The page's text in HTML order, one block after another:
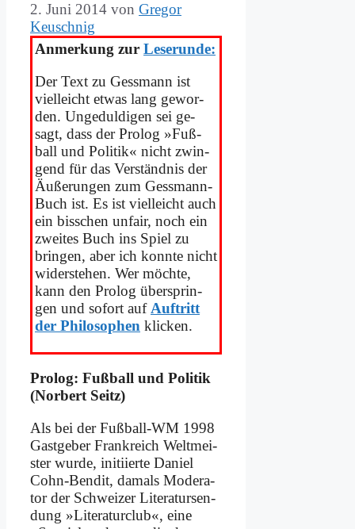
2. Juni 2014 von Gregor
Keuschnig
An­mer­kung zur Le­se­run­de:
Der Text zu Ge­ss­mann ist
viel­leicht et­was lang ge­wor­
den. Un­ge­dul­di­gen sei ge­
sagt, dass der Pro­log »Fuß­
ball und Po­li­tik« nicht zwin­
gend für das Ver­ständ­nis der
Äu­ße­run­gen zum Ge­ss­mann-
Buch ist. Es ist viel­leicht auch
ein biss­chen un­fair, noch ein
zwei­tes Buch ins Spiel zu
brin­gen, aber ich konn­te nicht
wi­der­ste­hen. Wer möch­te,
kann den Pro­log über­sprin­
gen und so­fort aufAuf­tritt
der Phi­lo­so­phen klicken.
Pro­log: Fuß­ball und Po­li­tik
(Nor­bert Seitz)
Als bei der Fuß­ball-WM 1998
Gast­ge­ber Frank­reich Welt­mei­
ster wur­de, in­iti­ier­te Da­ni­el
Cohn-Ben­dit, da­mals Mo­de­ra­
tor der Schwei­zer Li­te­ra­tur­sen­
dung »Li­te­ra­tur­club«, ei­ne